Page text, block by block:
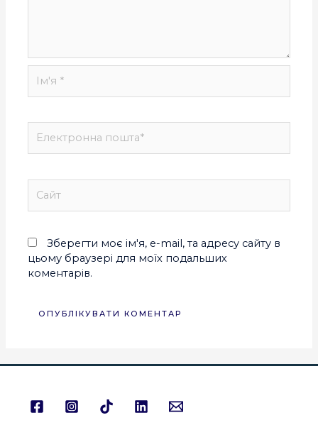
Зберегти моє ім'я, e-mail, та адресу сайту в
цьому браузері для моїх подальших
коментарів.